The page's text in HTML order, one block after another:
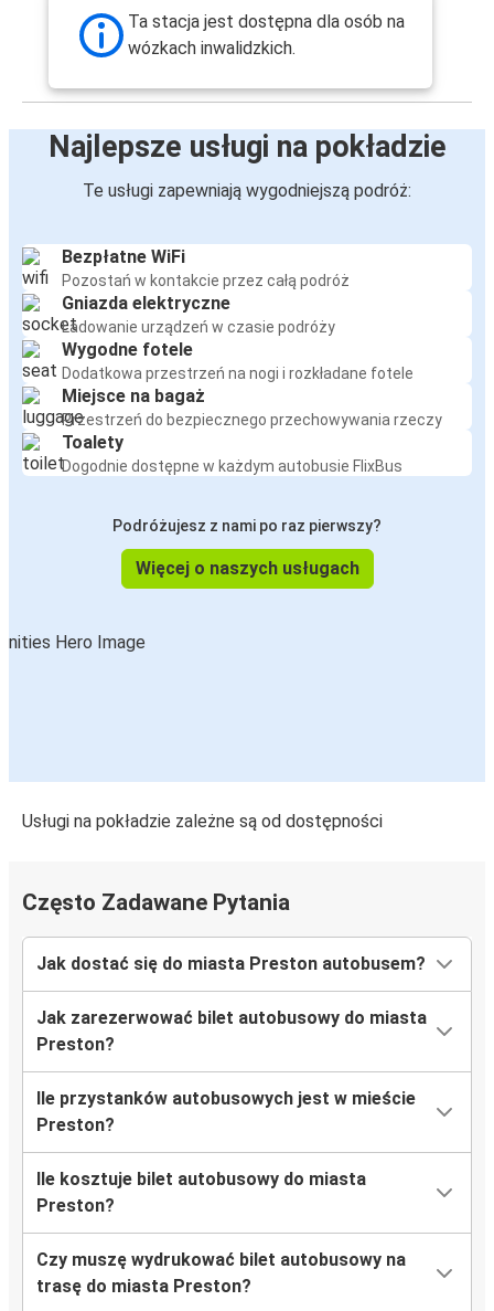
Ta stacja jest dostępna dla osób na
wózkach inwalidzkich.
Najlepsze usługi na pokładzie
Te usługi zapewniają wygodniejszą podróż:
Bezpłatne WiFi
Pozostań w kontakcie przez całą podróż
Gniazda elektryczne
Ładowanie urządzeń w czasie podróży
Wygodne fotele
Dodatkowa przestrzeń na nogi i rozkładane fotele
Miejsce na bagaż
Przestrzeń do bezpiecznego przechowywania rzeczy
Toalety
Dogodnie dostępne w każdym autobusie FlixBus
Podróżujesz z nami po raz pierwszy?
Więcej o naszych usługach
Usługi na pokładzie zależne są od dostępności
Często Zadawane Pytania
Jak dostać się do miasta Preston autobusem?
Jak zarezerwować bilet autobusowy do miasta
Preston?
Ile przystanków autobusowych jest w mieście
Preston?
Ile kosztuje bilet autobusowy do miasta
Preston?
Czy muszę wydrukować bilet autobusowy na
trasę do miasta Preston?